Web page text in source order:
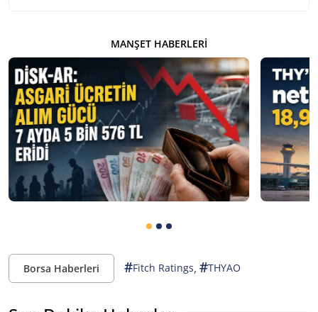
MANŞET HABERLERI
Borsa Haberleri #Fitch Ratings, #THYAO